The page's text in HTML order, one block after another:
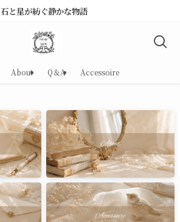
石と星が紡ぐ静かな物語
About Q＆A Accessoire